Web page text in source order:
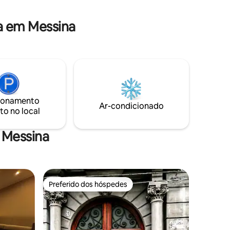
Messina
no local
Ar-condicionado
Preferido dos hóspedes
Preferido dos hóspedes